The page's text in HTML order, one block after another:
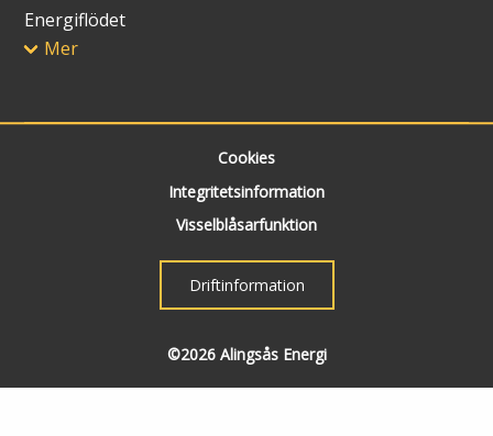
Energiflödet
Mer
Cookies
Integritetsinformation
Visselblåsarfunktion
Driftinformation
©2026 Alingsås Energi